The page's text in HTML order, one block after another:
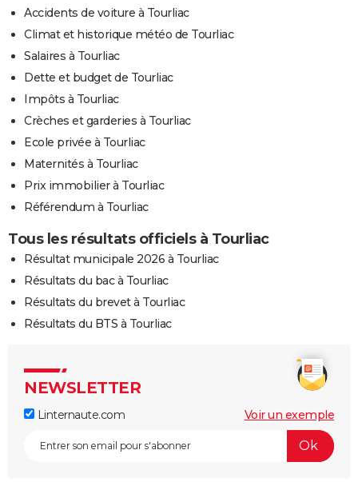
Accidents de voiture à Tourliac
Climat et historique météo de Tourliac
Salaires à Tourliac
Dette et budget de Tourliac
Impôts à Tourliac
Crèches et garderies à Tourliac
Ecole privée à Tourliac
Maternités à Tourliac
Prix immobilier à Tourliac
Référendum à Tourliac
Tous les résultats officiels à Tourliac
Résultat municipale 2026 à Tourliac
Résultats du bac à Tourliac
Résultats du brevet à Tourliac
Résultats du BTS à Tourliac
NEWSLETTER
Linternaute.com Voir un exemple